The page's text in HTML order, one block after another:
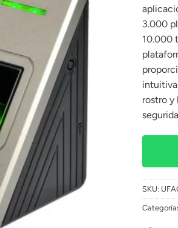
3.000
10.000
rostro
SKU: